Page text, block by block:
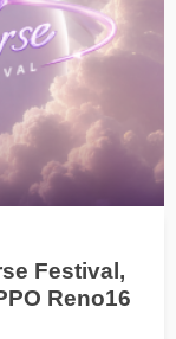
Festival,
Reno16